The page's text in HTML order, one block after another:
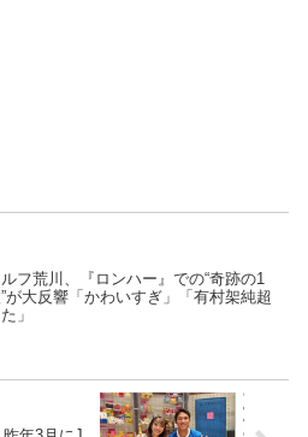
フ荒川、『ロンハー』での“奇跡の1
が大反響「かわいすぎ」「有村架純超
」